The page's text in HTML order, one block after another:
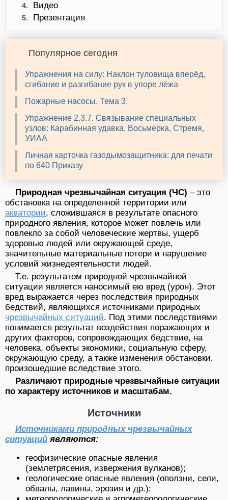
4. Видео
5. Презентация
Популярное сегодня
Упражнения на силу: Наклон туловища вперёд,
сгибание и разгибание рук в упоре лёжа
Пожарные насосы. Тема 3.
Упражнение 2.3.7. Связывание специальных
узлов: Карабинная удавка, Восьмерка, Стремя,
УИАА
Личная карточка газодымозащитника: для печати
по 640 Приказу
Природная чрезвычайная ситуация (ЧС) – это
обстановка на определенной территории или
акватории, сложившаяся в результате опасного
природного явления, которое может повлечь или
повлекло за собой человеческие жертвы, ущерб
здоровью людей или окружающей среде,
значительные материальные потери и нарушение
условий жизнедеятельности людей.
Т.е. результатом природной чрезвычайной
ситуации является наносимый ею вред (урон). Этот
вред выражается через последствия природных
бедствий, являющихся источниками природных
чрезвычайных ситуаций. Под этими последствиями
понимается результат воздействия поражающих и
других факторов, сопровождающих бедствие, на
человека, объекты экономики, социальную сферу,
окружающую среду, а также изменения обстановки,
произошедшие вследствие этого.
Различают природные чрезвычайные ситуации
по характеру источников и масштабам.
Источники
Источниками природных чрезвычайных
ситуаций являются:
геофизические опасные явления
(землетрясения, извержения вулканов);
геологические опасные явления (оползни, сели,
обвалы, лавины, эрозия и др.);